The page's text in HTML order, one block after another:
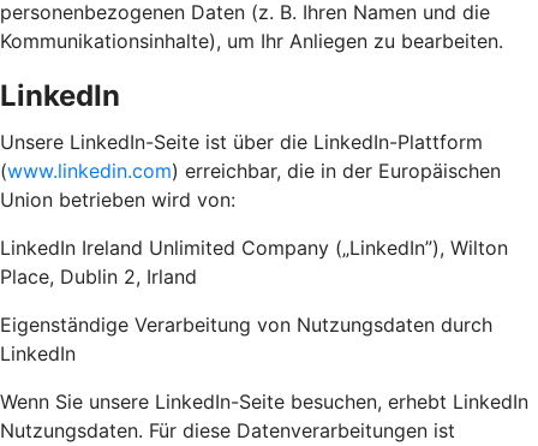
personenbezogenen Daten (z. B. Ihren Namen und die
Kommunikationsinhalte), um Ihr Anliegen zu bearbeiten.
LinkedIn
Unsere LinkedIn-Seite ist über die LinkedIn-Plattform
(www.linkedin.com) erreichbar, die in der Europäischen
Union betrieben wird von:
LinkedIn Ireland Unlimited Company („LinkedIn”), Wilton
Place, Dublin 2, Irland
Eigenständige Verarbeitung von Nutzungsdaten durch
LinkedIn
Wenn Sie unsere LinkedIn-Seite besuchen, erhebt LinkedIn
Nutzungsdaten. Für diese Datenverarbeitungen ist